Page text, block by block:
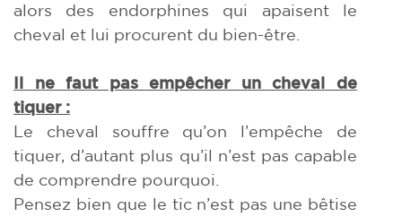
alors des endorphines qui apaisent le
cheval et lui procurent du bien-être.
Il ne faut pas empêcher un cheval de
tiquer :
Le cheval souffre qu’on l’empêche de
tiquer, d’autant plus qu’il n’est pas capable
de comprendre pourquoi.
Pensez bien que le tic n’est pas une bêtise